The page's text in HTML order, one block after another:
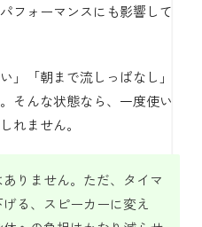
フォーマンスにも影響して
」「朝まで流しっぱなし」
そんな状態なら、一度使い
れません。
りません。ただ、タイマ
る、スピーカーに変え